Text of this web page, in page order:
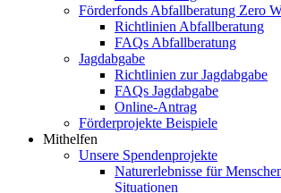
Förderfonds Abfallberatung Zero
Richtlinien Abfallberatung
FAQs Abfallberatung
Jagdabgabe
Richtlinien zur Jagdabgabe
FAQs Jagdabgabe
Online-Antrag
Förderprojekte Beispiele
Mithelfen
Unsere Spendenprojekte
Naturerlebnisse für
Situationen